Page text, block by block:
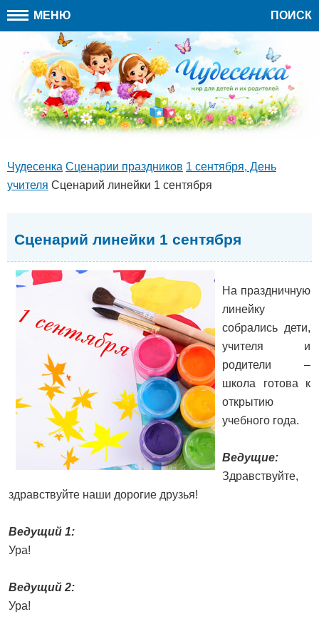
МЕНЮ ПОИСК
Чудесенка Сценарии праздников 1 сентября, День
учителя Сценарий линейки 1 сентября
Сценарий линейки 1 сентября
На праздничную
линейку
собрались дети,
учителя и
родители –
школа готова к
открытию
учебного года.
Ведущие:
Здравствуйте,
здравствуйте наши дорогие друзья!
Ведущий 1:
Ура!
Ведущий 2:
Ура!